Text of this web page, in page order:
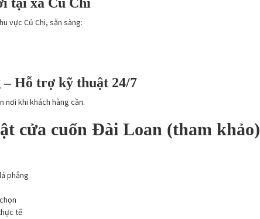
vực Củ Chi, sẵn sàng:
Hỗ trợ kỹ thuật 24/7
nơi khi khách hàng cần.
cửa cuốn Đài Loan (tham khảo)
phẳng
tế